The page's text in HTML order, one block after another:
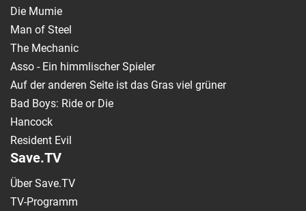
Die Mumie
Man of Steel
The Mechanic
Asso - Ein himmlischer Spieler
Auf der anderen Seite ist das Gras viel grüner
Bad Boys: Ride or Die
Hancock
Resident Evil
Save.TV
Über Save.TV
TV-Programm